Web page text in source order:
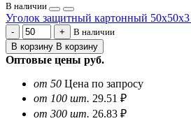
В наличии
Уголок защитный картонный
В наличии
В корзину В корзину
Оптовые цены руб.
от 50 Цена по запросу
от 100 шт. 29.51 ₽
от 300 шт. 26.83 ₽